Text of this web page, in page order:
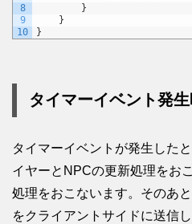
8
9
10
}
}
}
タイマーイベント発
タイマーイベントが発生した
イヤーとNPCの更新処理をお
処理をおこないます。そのあ
をクライアントサイドに送信し